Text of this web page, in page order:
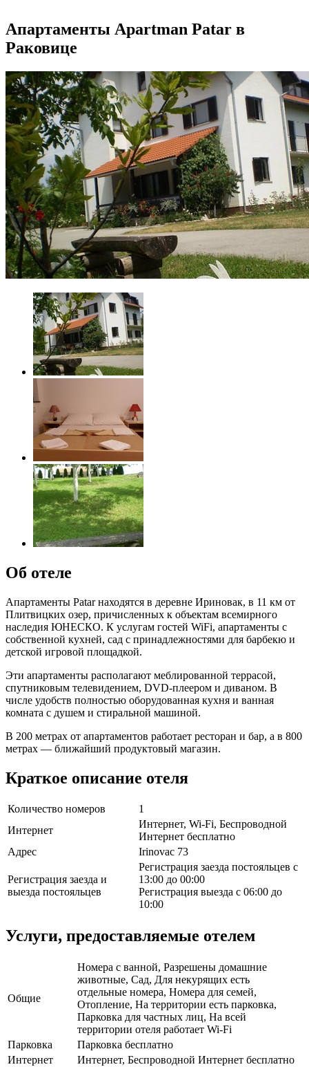
Апартаменты Apartman Patar в
Раковице
Об отеле
Апартаменты Patar находятся в деревне Ириновак, в 11 км от
Плитвицких озер, причисленных к объектам всемирного
наследия ЮНЕСКО. К услугам гостей WiFi, апартаменты с
собственной кухней, сад с принадлежностями для барбекю и
детской игровой площадкой.
Эти апартаменты располагают меблированной террасой,
спутниковым телевидением, DVD-плеером и диваном. В
числе удобств полностью оборудованная кухня и ванная
комната с душем и стиральной машиной.
В 200 метрах от апартаментов работает ресторан и бар, а в 800
метрах — ближайший продуктовый магазин.
Краткое описание отеля
Количество номеров
1
Интернет
Интернет, Wi-Fi, Беспроводной
Интернет бесплатно
Адрес
Irinovac 73
Регистрация заезда и
выезда постояльцев
Регистрация заезда постояльцев с
13:00 до 00:00
Регистрация выезда с 06:00 до
10:00
Услуги, предоставляемые отелем
Общие
Номера с ванной, Разрешены домашние
животные, Сад, Для некурящих есть
отдельные номера, Номера для семей,
Отопление, На территории есть парковка,
Парковка для частных лиц, На всей
территории отеля работает Wi-Fi
Парковка
Парковка бесплатно
Интернет
Интернет, Беспроводной Интернет бесплатно